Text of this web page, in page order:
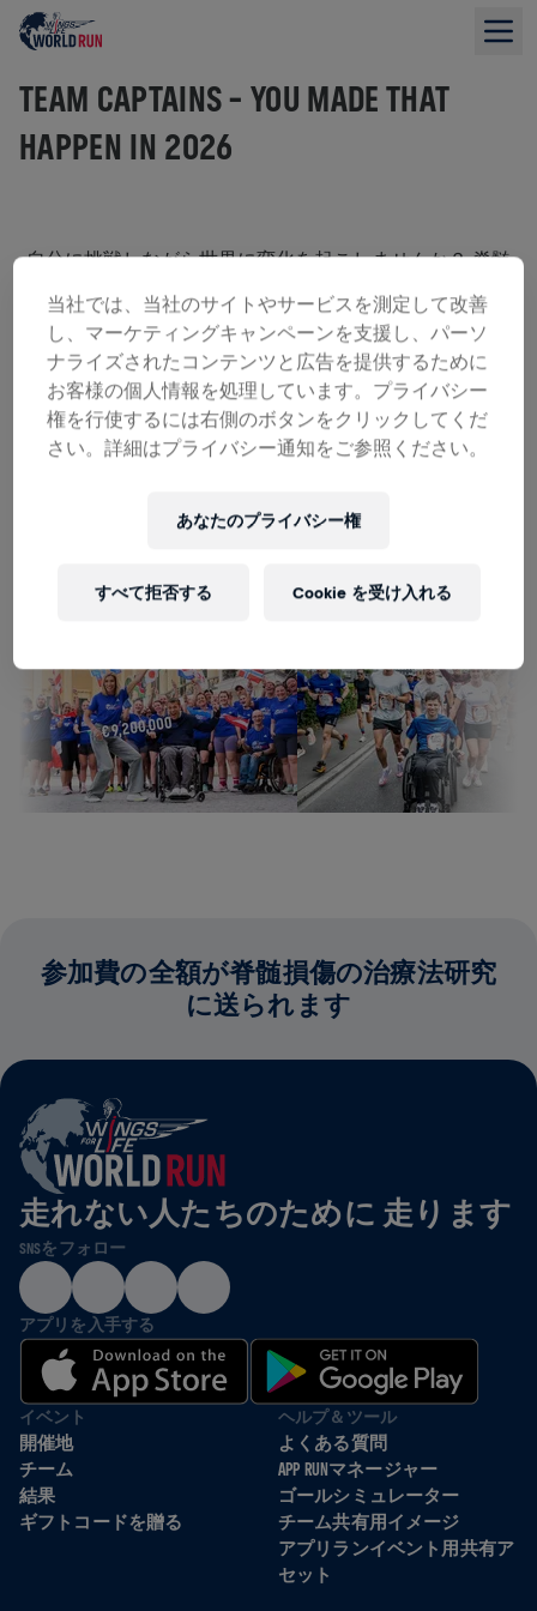
TEAM CAPTAINS – YOU MADE THAT
HAPPEN IN 2026
自分に挑戦しながら世界に変化を起こしませんか？ 脊髄
ベントに世界中の人たちと一緒に参加しましょう。
皆さんの一歩一歩が脊髄損傷の治療法発見に貢献します。
2027年5月9日に走れない人たちのために走りましょう！
登録は2026年11月5日午後11時（UTC）から開始されま
す。ライブになり次第お知らせします。
通知を受け取る
参加費の全額が脊髄損傷の治療法研究
に送られます
走れない人たちのために 走ります
SNSをフォロー
アプリを入手する
イベント
開催地
チーム
結果
ギフトコードを贈る
ヘルプ＆ツール
よくある質問
APP RUNマネージャー
ゴールシミュレーター
チーム共有用イメージ
アプリランイベント用共有ア
セット
当社では、当社のサイトやサービスを測定して改善
し、マーケティングキャンペーンを支援し、パーソ
ナライズされたコンテンツと広告を提供するために
お客様の個人情報を処理しています。プライバシー
権を行使するには右側のボタンをクリックしてくだ
さい。詳細はプライバシー通知をご参照ください。
あなたのプライバシー権
すべて拒否する Cookie を受け入れる